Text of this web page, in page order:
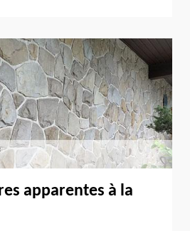
apparentes à la